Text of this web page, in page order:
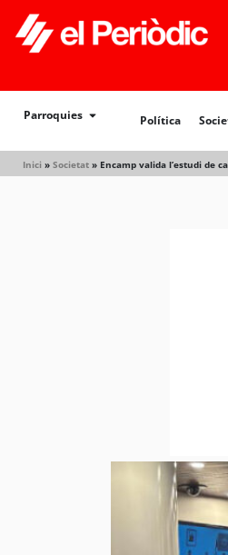
Parroquies Política
Inici » Societat » Encamp valida l’estudi de